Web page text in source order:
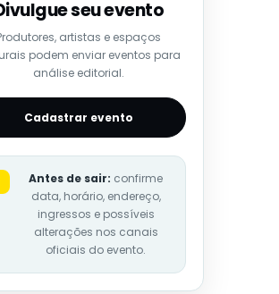
seu evento
artistas e espaços
podem enviar eventos para
análise editorial.
Cadastrar evento
Antes de sair: confirme
data, horário, endereço,
ingressos e possíveis
alterações nos canais
oficiais do evento.